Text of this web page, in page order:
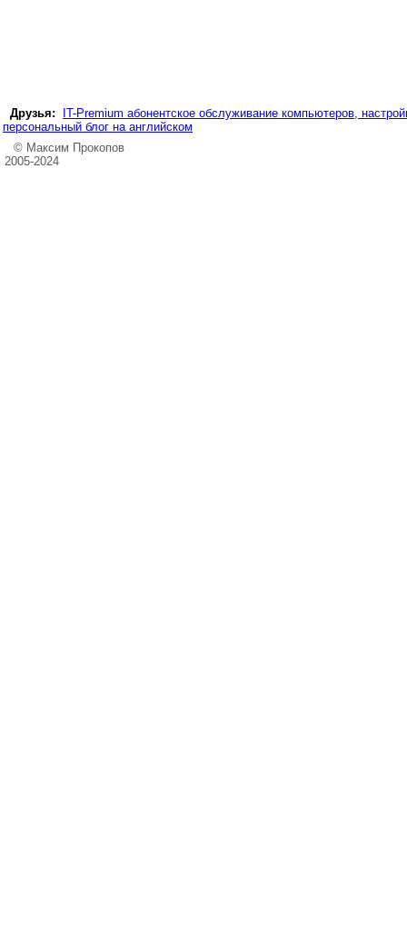
Друзья:
IT-Premium абонентское обслуживание компьютеров,
персональный блог на английском
© Максим Прокопов
2005-2024